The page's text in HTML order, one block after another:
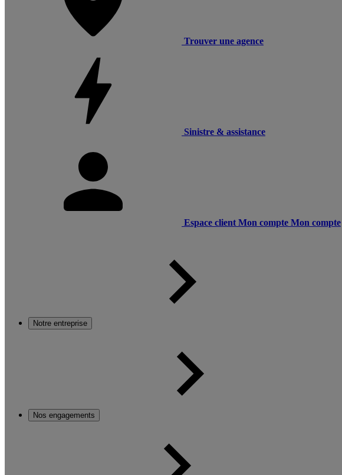
Trouver une agence
Sinistre & assistance
Espace client Mon compte Mon compte
Notre entreprise
Nos engagements